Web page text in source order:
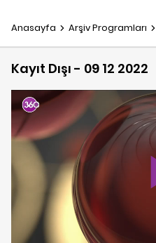
Anasayfa Arşiv Programları
Kayıt Dışı - 09 12 2022